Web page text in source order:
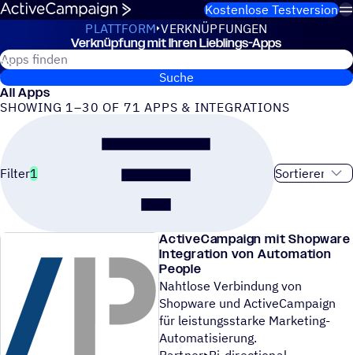
Weiter zum Inhalt
Kostenlose Testversion
PLATTFORM VERKNÜPFUNGEN
VerknüpfungenVerknüp­fung mit Ihren Lieblings-Apps
Suche nach ActiveCampaign Apps
Suche
All Apps
SHOWING 1–30 OF 71 APPS & INTEGRATIONS
Filter1
ActiveCampaign mit Shopware
Integration von Automation
People
Nahtlose Verbindung von
Shopware und ActiveCampaign
für leistungsstarke Marketing-
Automatisierung.